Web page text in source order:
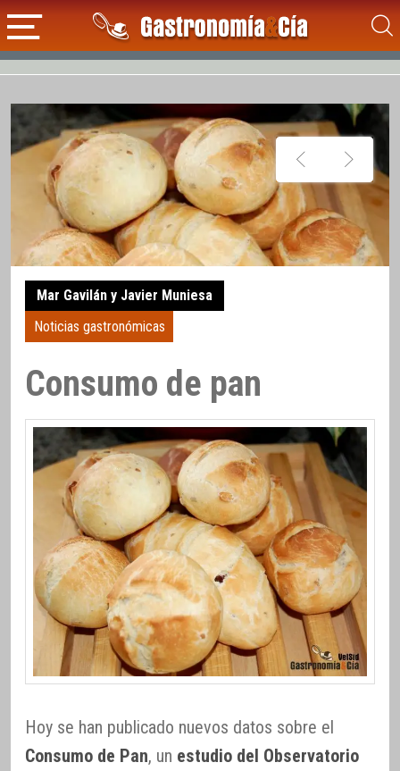
Mar Gavilán y Javier Muniesa
Noticias gastronómicas
Consumo de pan
Hoy se han publicado nuevos datos sobre el
Consumo de Pan, un estudio del Observatorio